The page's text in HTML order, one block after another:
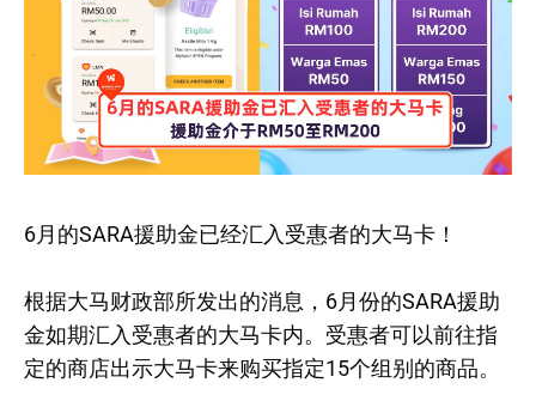
6月的SARA援助金已经汇入受惠者的大马卡！
根据大马财政部所发出的消息，6月份的SARA援助
金如期汇入受惠者的大马卡内。受惠者可以前往指
定的商店出示大马卡来购买指定15个组别的商品。